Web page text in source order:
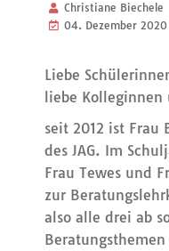
Christiane Biechele
04. Dezember 2020
Liebe
liebe
seit 2012 ist Frau
des JAG. Im
Frau Tewes und
zur
also alle drei ab